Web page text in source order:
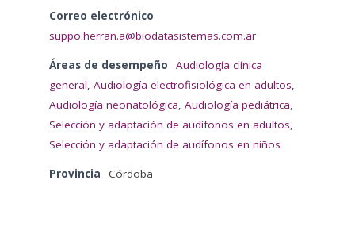
Correo electrónico
suppo.herran.a@biodatasistemas.com.ar
Áreas de desempeño
Audiología clínica
general, Audiología electrofisiológica en adultos,
Audiología neonatológica, Audiología pediátrica,
Selección y adaptación de audífonos en adultos,
Selección y adaptación de audífonos en niños
Provincia Córdoba